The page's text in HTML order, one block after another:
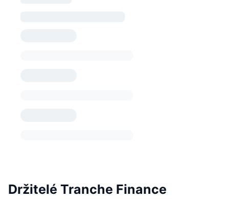
Držitelé Tranche Finance